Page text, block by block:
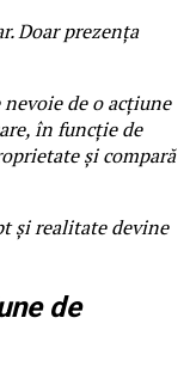
Doar prezența
de o acțiune
în funcție de
și compară
și realitate devine
de